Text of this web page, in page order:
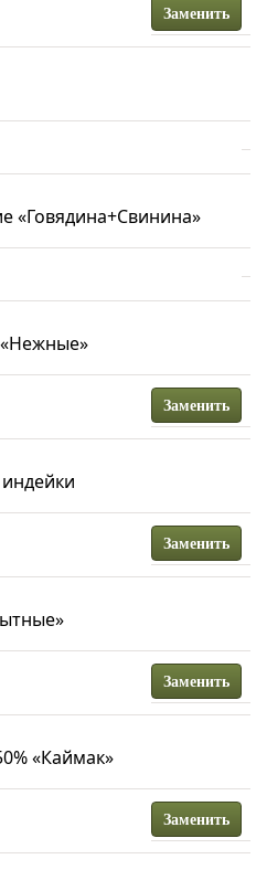
Заменить
«Говядина+Свинина»
Заменить
Заменить
Заменить
«Каймак»
Заменить